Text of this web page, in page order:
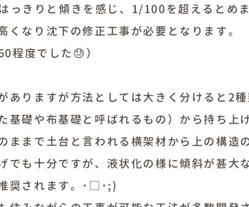
っきりと傾きを感じ、1/100を超えるとめ
くなり沈下の修正工事が必要となります。
程度でした😓）
ありますが方法としては大きく分けると2種
基礎や布基礎と呼ばれるもの）から持ち上
ままで土台と言われる横架材から上の構
でも十分ですが、液状化の様に傾斜が甚大
奨されます。･□･;)